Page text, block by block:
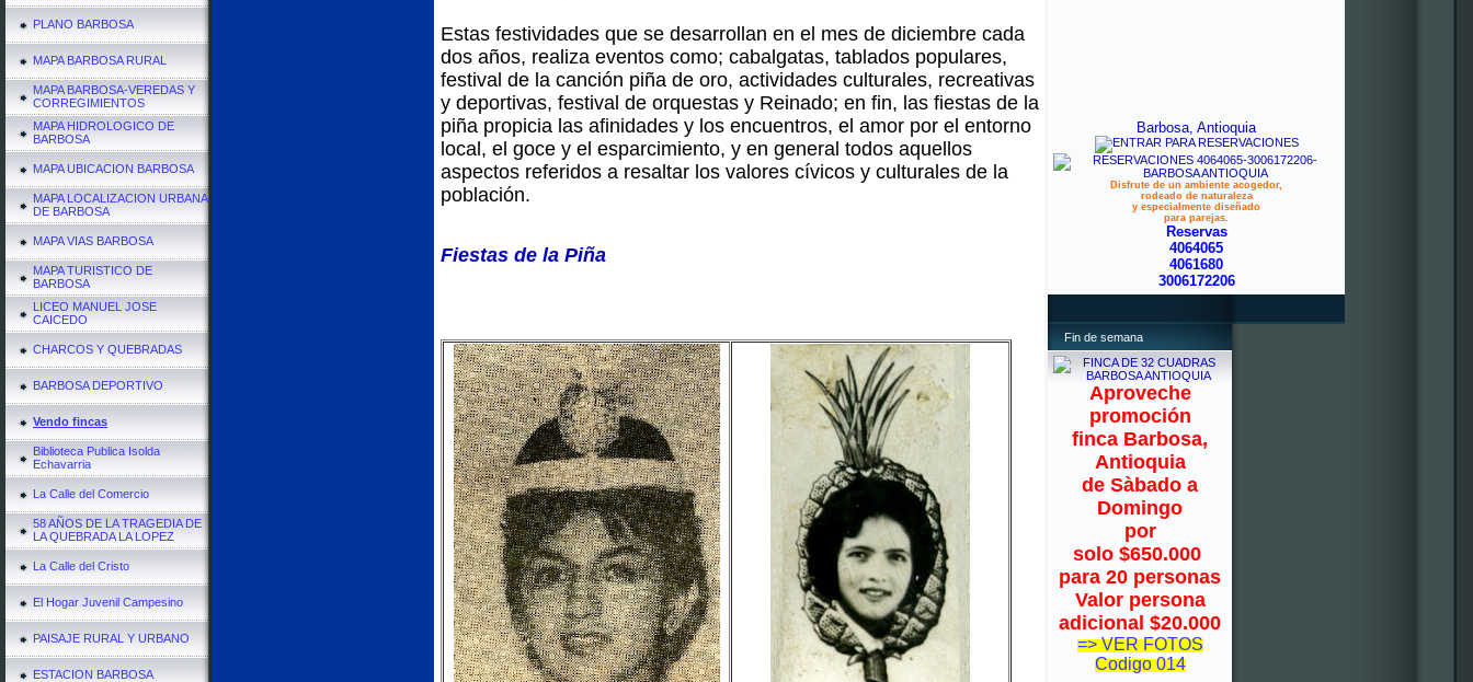
PLANO BARBOSA
MAPA BARBOSA RURAL
MAPA BARBOSA-VEREDAS Y
CORREGIMIENTOS
MAPA HIDROLOGICO DE
BARBOSA
MAPA UBICACION BARBOSA
MAPA LOCALIZACION URBANA
DE BARBOSA
MAPA VIAS BARBOSA
MAPA TURISTICO DE
BARBOSA
LICEO MANUEL JOSE
CAICEDO
CHARCOS Y QUEBRADAS
BARBOSA DEPORTIVO
Vendo fincas
Biblioteca Publica Isolda
Echavarria
La Calle del Comercio
58 AÑOS DE LA TRAGEDIA DE
LA QUEBRADA LA LOPEZ
La Calle del Cristo
El Hogar Juvenil Campesino
PAISAJE RURAL Y URBANO
ESTACION BARBOSA
Estas festividades que se desarrollan en el mes de diciembre cada
dos años, realiza eventos como; cabalgatas, tablados populares,
festival de la canción piña de oro, actividades culturales, recreativas
y deportivas, festival de orquestas y Reinado; en fin, las fiestas de la
piña propicia las afinidades y los encuentros, el amor por el entorno
local, el goce y el esparcimiento, y en general todos aquellos
aspectos referidos a resaltar los valores cívicos y culturales de la
población.
Fiestas de la Piña
Barbosa, Antioquia
Disfrute de un ambiente acogedor,
rodeado de naturaleza
y especialmente diseñado
para parejas.
Reservas
4064065
4061680
3006172206
Fin de semana
Aproveche
promoción
finca Barbosa,
Antioquia
de Sàbado a
Domingo
por
solo $650.000
para 20 personas
Valor persona
adicional $20.000
=> VER FOTOS
Codigo 014